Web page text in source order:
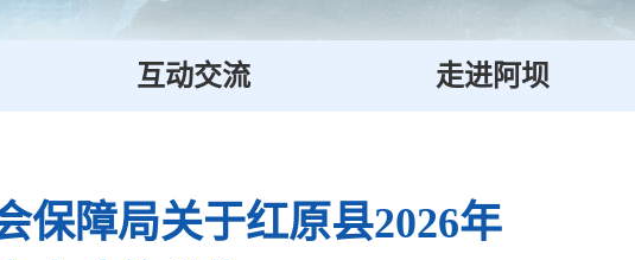
互动交流 走进阿坝
保障局关于红原县2026年